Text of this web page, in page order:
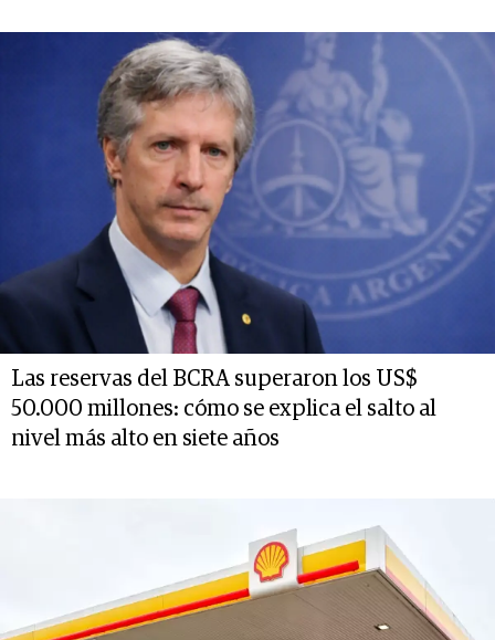
Las reservas del BCRA superaron los US$
50.000 millones: cómo se explica el salto al
nivel más alto en siete años